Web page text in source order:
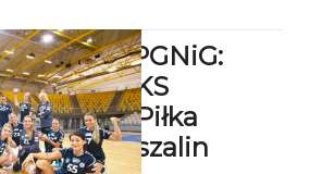
Superliga PGNiG:
Eurobud JKS
Jarosław - Piłka
Ręczna Koszalin